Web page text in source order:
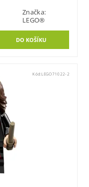
Značka:
LEGO®
Kód:LEGO71022-2